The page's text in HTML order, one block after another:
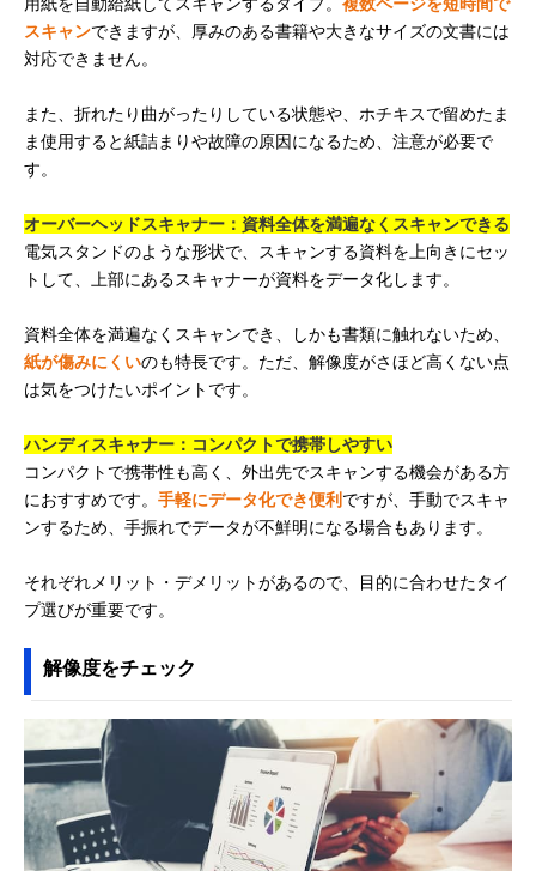
用紙を自動給紙してスキャンするタイプ。 複数ページを短時間で
スキャンできますが、厚みのある書籍や大きなサイズの文書には
対応できません。
また、折れたり曲がったりしている状態や、ホチキスで留めたま
ま使用すると紙詰まりや故障の原因になるため、注意が必要で
す。
オーバーヘッドスキャナー：資料全体を満遍なくスキャンできる
電気スタンドのような形状で、スキャンする資料を上向きにセッ
トして、上部にあるスキャナーが資料をデータ化します。
資料全体を満遍なくスキャンでき、しかも書類に触れないため、
紙が傷みにくいのも特長です。ただ、解像度がさほど高くない点
は気をつけたいポイントです。
ハンディスキャナー：コンパクトで携帯しやすい
コンパクトで携帯性も高く、外出先でスキャンする機会がある方
におすすめです。 手軽にデータ化でき便利 ですが、手動でスキャ
ンするため、手振れでデータが不鮮明になる場合もあります。
それぞれメリット・デメリットがあるので、目的に合わせたタイ
プ選びが重要です。
解像度をチェック